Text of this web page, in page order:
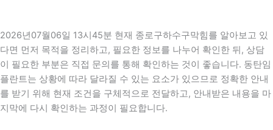
2026년07월06일 13시45분 현재 종로구하수구막힘를 알아보고 있
다면 먼저 목적을 정리하고, 필요한 정보를 나누어 확인한 뒤, 상담
이 필요한 부분은 직접 문의를 통해 확인하는 것이 좋습니다. 동탄임
플란트는 상황에 따라 달라질 수 있는 요소가 있으므로 정확한 안내
를 받기 위해 현재 조건을 구체적으로 전달하고, 안내받은 내용을 마
지막에 다시 확인하는 과정이 필요합니다.